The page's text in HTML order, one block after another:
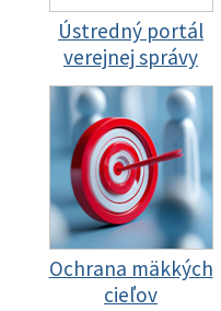
Ústredný portál
verejnej správy
Ochrana mäkkých
cieľov